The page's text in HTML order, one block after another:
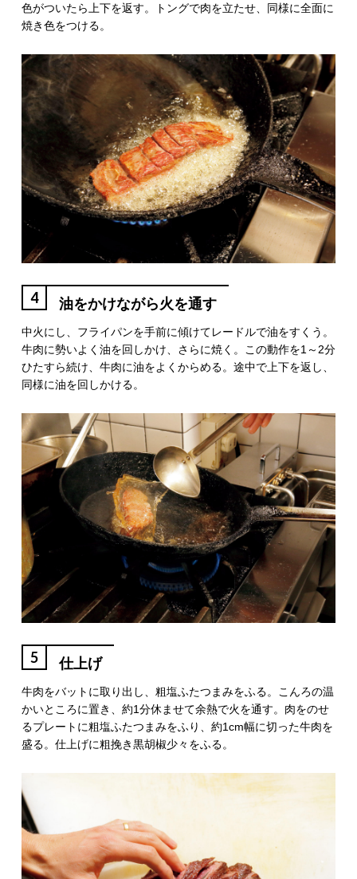
色がついたら上下を返す。トングで肉を立たせ、同様に全面に
焼き色をつける。
4 油をかけながら火を通す
中火にし、フライパンを手前に傾けてレードルで油をすくう。
牛肉に勢いよく油を回しかけ、さらに焼く。この動作を1～2分
ひたすら続け、牛肉に油をよくからめる。途中で上下を返し、
同様に油を回しかける。
5 仕上げ
牛肉をバットに取り出し、粗塩ふたつまみをふる。こんろの温
かいところに置き、約1分休ませて余熱で火を通す。肉をのせ
るプレートに粗塩ふたつまみをふり、約1cm幅に切った牛肉を
盛る。仕上げに粗挽き黒胡椒少々をふる。